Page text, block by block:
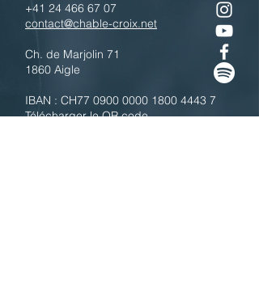
+41 24 466 67 07
contact@chable-croix.net
Ch. de Marjolin 71
1860 Aigle
IBAN : CH77 0900 0000 1800 4443 7
Télécharger le QR code